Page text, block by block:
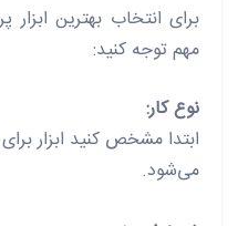
برای انتخاب بهترین
مهم توجه کنید:
نوع کار:
ابتدا مشخص کنید ابزار
می‌شود.